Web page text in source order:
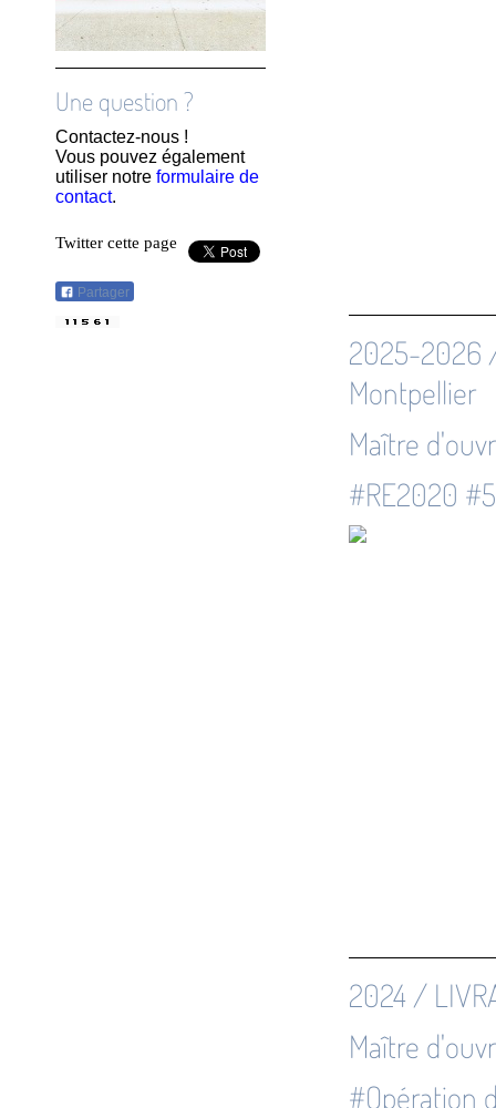
Une question ?
Contactez-nous !
Vous pouvez également
utiliser notre formulaire de
contact.
Twitter cette page
Partager
2025-2026
Montpellier
Maître
#RE2020
2024 /
Maître
#Opération